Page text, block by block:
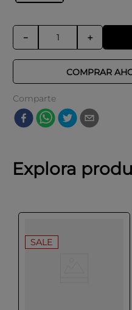
＋
－
COMPRAR
Comparte
Explora
SALE